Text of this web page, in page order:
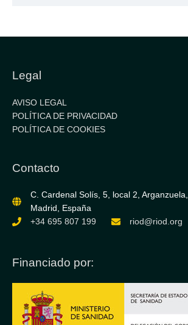
Legal
AVISO LEGAL
POLÍTICA DE PRIVACIDAD
POLÍTICA DE COOKIES
Contacto
C. Cardenal Solís, 5, local 2,
Madrid, España
+34 695 807 199
riod@riod.org
Financiado por: